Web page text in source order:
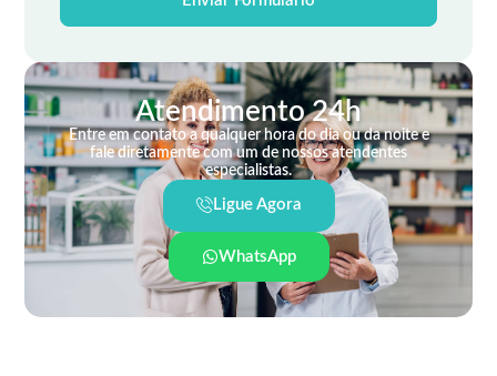
Atendimento 24h
Entre em contato a qualquer hora do dia ou da noite e
fale diretamente com um de nossos atendentes
especialistas.
Ligue Agora
WhatsApp